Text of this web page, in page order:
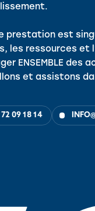
prestation est
les ressources
ENSEMBLE
et assistons
09 18 14